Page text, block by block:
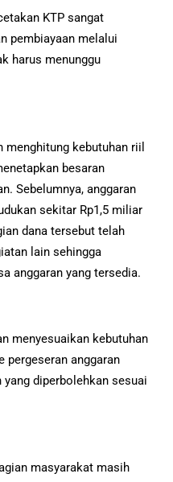
KTP sangat
pembiayaan melalui
harus menunggu
kebutuhan riil
besaran
Sebelumnya, anggaran
sekitar Rp1,5 miliar
dana tersebut telah
lain sehingga
anggaran yang tersedia.
menyesuaikan kebutuhan
pergeseran anggaran
yang diperbolehkan sesuai
masyarakat masih